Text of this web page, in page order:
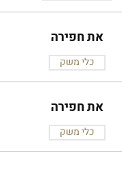
את חפירה
כלי משק
את חפירה
כלי משק